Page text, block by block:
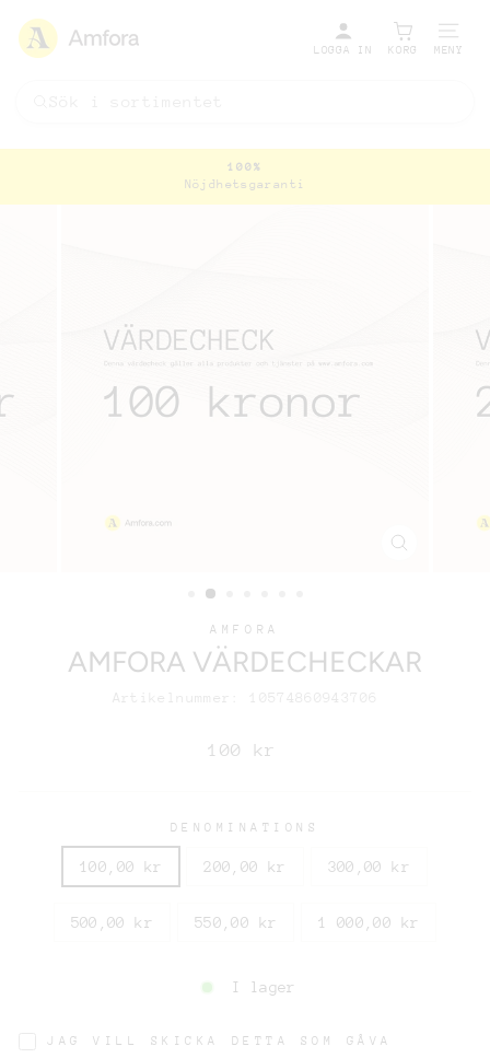
LOGGA IN KORG MENY
Pausa
100%
Nöjdhetsgaranti
AMFORA
AMFORA VÄRDECHECKAR
Ordinariepris
100 kr
DENOMINATIONS
100,00 kr 200,00 kr 300,00 kr
500,00 kr 550,00 kr 1 000,00 kr
I lager
JAG VILL SKICKA DETTA SOM GÅVA